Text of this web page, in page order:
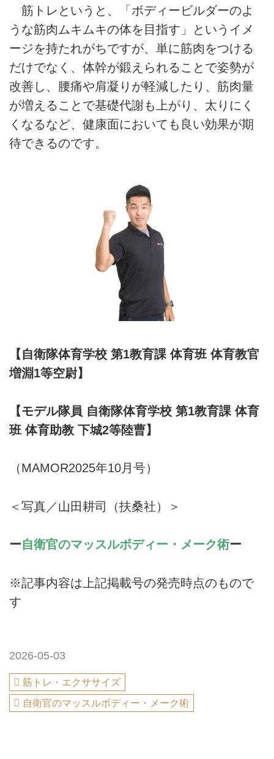
筋トレというと、「ボディービルダーのよ
うな筋肉ムキムキの体を目指す」というイメ
ージを持たれがちですが、単に筋肉をつける
だけでなく、体幹が鍛えられることで姿勢が
改善し、腰痛や肩凝りが軽減したり、筋肉量
が増えることで基礎代謝も上がり、太りにく
くなるなど、健康面においても良い効果が期
待できるのです。
【自衛隊体育学校 第1教育課 体育班 体育教官
増淵1等空尉】
【モデル隊員 自衛隊体育学校 第1教育課 体育
班 体育助教 下城2等陸曹】
（MAMOR2025年10月号）
＜写真／山田耕司（扶桑社）＞
ー自衛官のマッスルボディー・メーク術ー
※記事内容は上記掲載号の発売時点のもので
す
2026-05-03
筋トレ・エクササイズ
自衛官のマッスルボディー・メーク術